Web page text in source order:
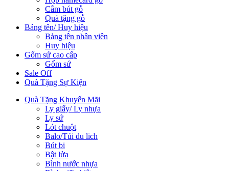
Cắm bút gỗ
Quà tặng gỗ
Bảng tên/ Huy hiệu
Bảng tên nhân viên
Huy hiệu
Gốm sứ cao cấp
Gốm sứ
Sale Off
Quà Tặng Sự Kiện
Quà Tặng Khuyến Mãi
Ly giấy/ Ly nhựa
Ly sứ
Lót chuột
Balo/Túi du lich
Bút bi
Bật lửa
Bình nước nhựa